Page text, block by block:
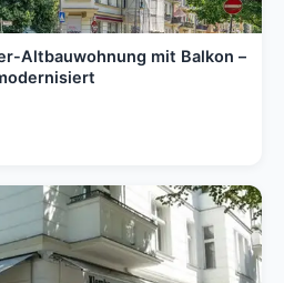
Altbauwohnung mit Balkon –